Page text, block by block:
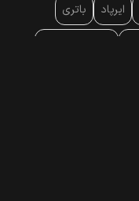
ایرپاد باتری